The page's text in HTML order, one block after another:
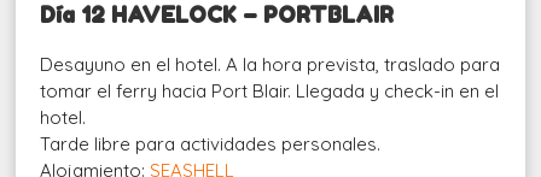
Día 12 HAVELOCK – PORTBLAIR
Desayuno en el hotel. A la hora prevista, traslado para
tomar el ferry hacia Port Blair. Llegada y check-in en el
hotel.
Tarde libre para actividades personales.
Alojamiento: SEASHELL